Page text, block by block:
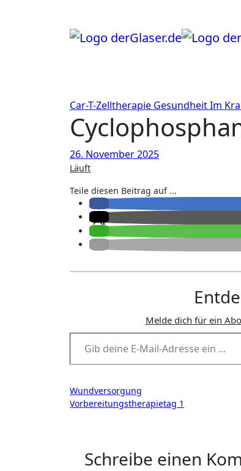
Car-T-Zelltherapie GesundheitIm
26. November 2025
Läuft
Teile diesen Beitrag auf ...
Melde dich für ein
Gib deine E-Mail-Adresse ein ...
Beitragsnavigation
Wundversorgung
Vorbereitungstherapietag 1
Schreibe einen